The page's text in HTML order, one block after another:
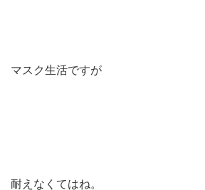
マスク生活ですが
耐えなくてはね。